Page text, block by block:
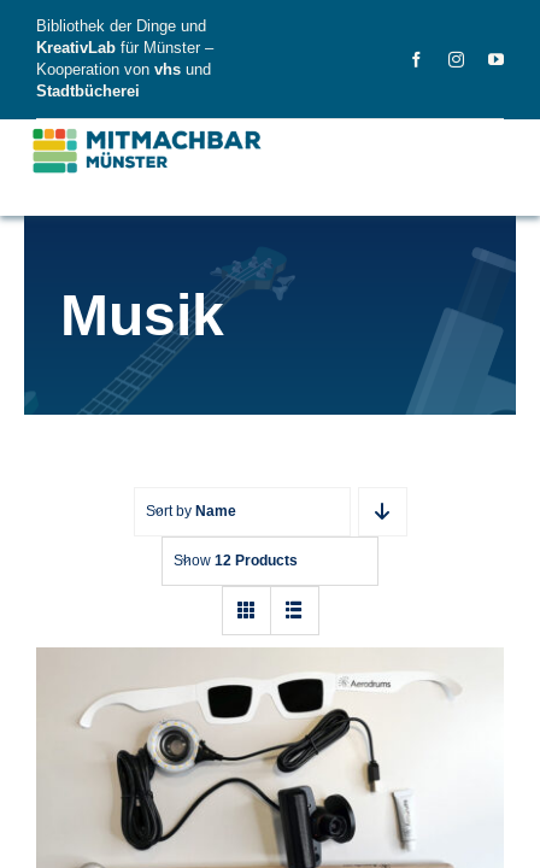
content
Bibliothek der Dinge und
KreativLab für Münster –
Kooperation von vhs und
Stadtbücherei
Dinge
News
Musik
Sort by Name
Show 12 Products
Aerodrums – Schlagzeug spielen ohne
Trommeln: Aerodrums Air Percussion